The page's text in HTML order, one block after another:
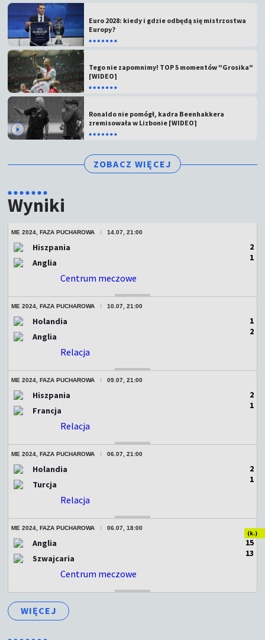
Euro 2028: kiedy i gdzie odbędą się mistrzostwa
Europy?
Tego nie zapomnimy! TOP 5 momentów "Grosika"
[WIDEO]
Ronaldo nie pomógł, kadra Beenhakkera
zremisowała w Lizbonie [WIDEO]
ZOBACZ WIĘCEJ
Wyniki
ME 2024, FAZA PUCHAROWA 14.07, 21:00
Hiszpania
Anglia
2
1
Centrum meczowe
ME 2024, FAZA PUCHAROWA 10.07, 21:00
Holandia
Anglia
1
2
Relacja
ME 2024, FAZA PUCHAROWA 09.07, 21:00
Hiszpania
Francja
2
1
Relacja
ME 2024, FAZA PUCHAROWA 06.07, 21:00
Holandia
Turcja
2
1
Relacja
ME 2024, FAZA PUCHAROWA 06.07, 18:00
Anglia
Szwajcaria
1
1
(k.)
5
3
Centrum meczowe
WIĘCEJ